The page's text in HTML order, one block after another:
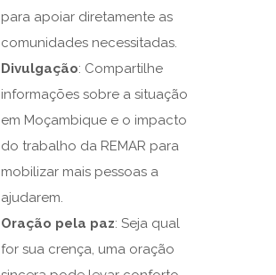
para apoiar diretamente as
comunidades necessitadas.
Divulgação: Compartilhe
informações sobre a situação
em Moçambique e o impacto
do trabalho da REMAR para
mobilizar mais pessoas a
ajudarem.
Oração pela paz: Seja qual
for sua crença, uma oração